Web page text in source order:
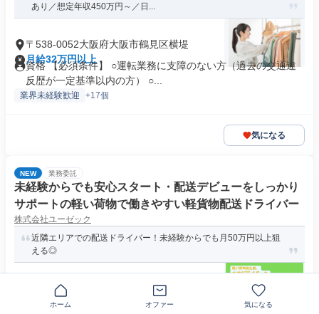
あり／想定年収450万円～／日...
〒538-0052大阪府大阪市鶴見区横堤
月給32万円以上
資格 【必須条件】 ○運転業務に支障のない方（過去の交通違
反歴が一定基準以内の方） ○...
業界未経験歓迎 +17個
気になる
NEW 業務委託
未経験からでも安心スタート・配送デビューをしっかり
サポートの軽い荷物で働きやすい軽貨物配送ドライバー
株式会社ユーゼック
近隣エリアでの配送ドライバー！未経験からでも月50万円以上狙
える◎
大阪府大阪市鶴見区焼野
月給36万円～56万円
求める人材: 《必須条件》 普通自動車免許（AT限定可） ※人
ホーム オファー 気になる